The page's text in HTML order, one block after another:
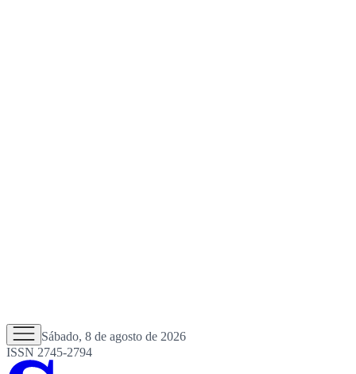
Sábado, 8 de agosto de 2026
ISSN 2745-2794